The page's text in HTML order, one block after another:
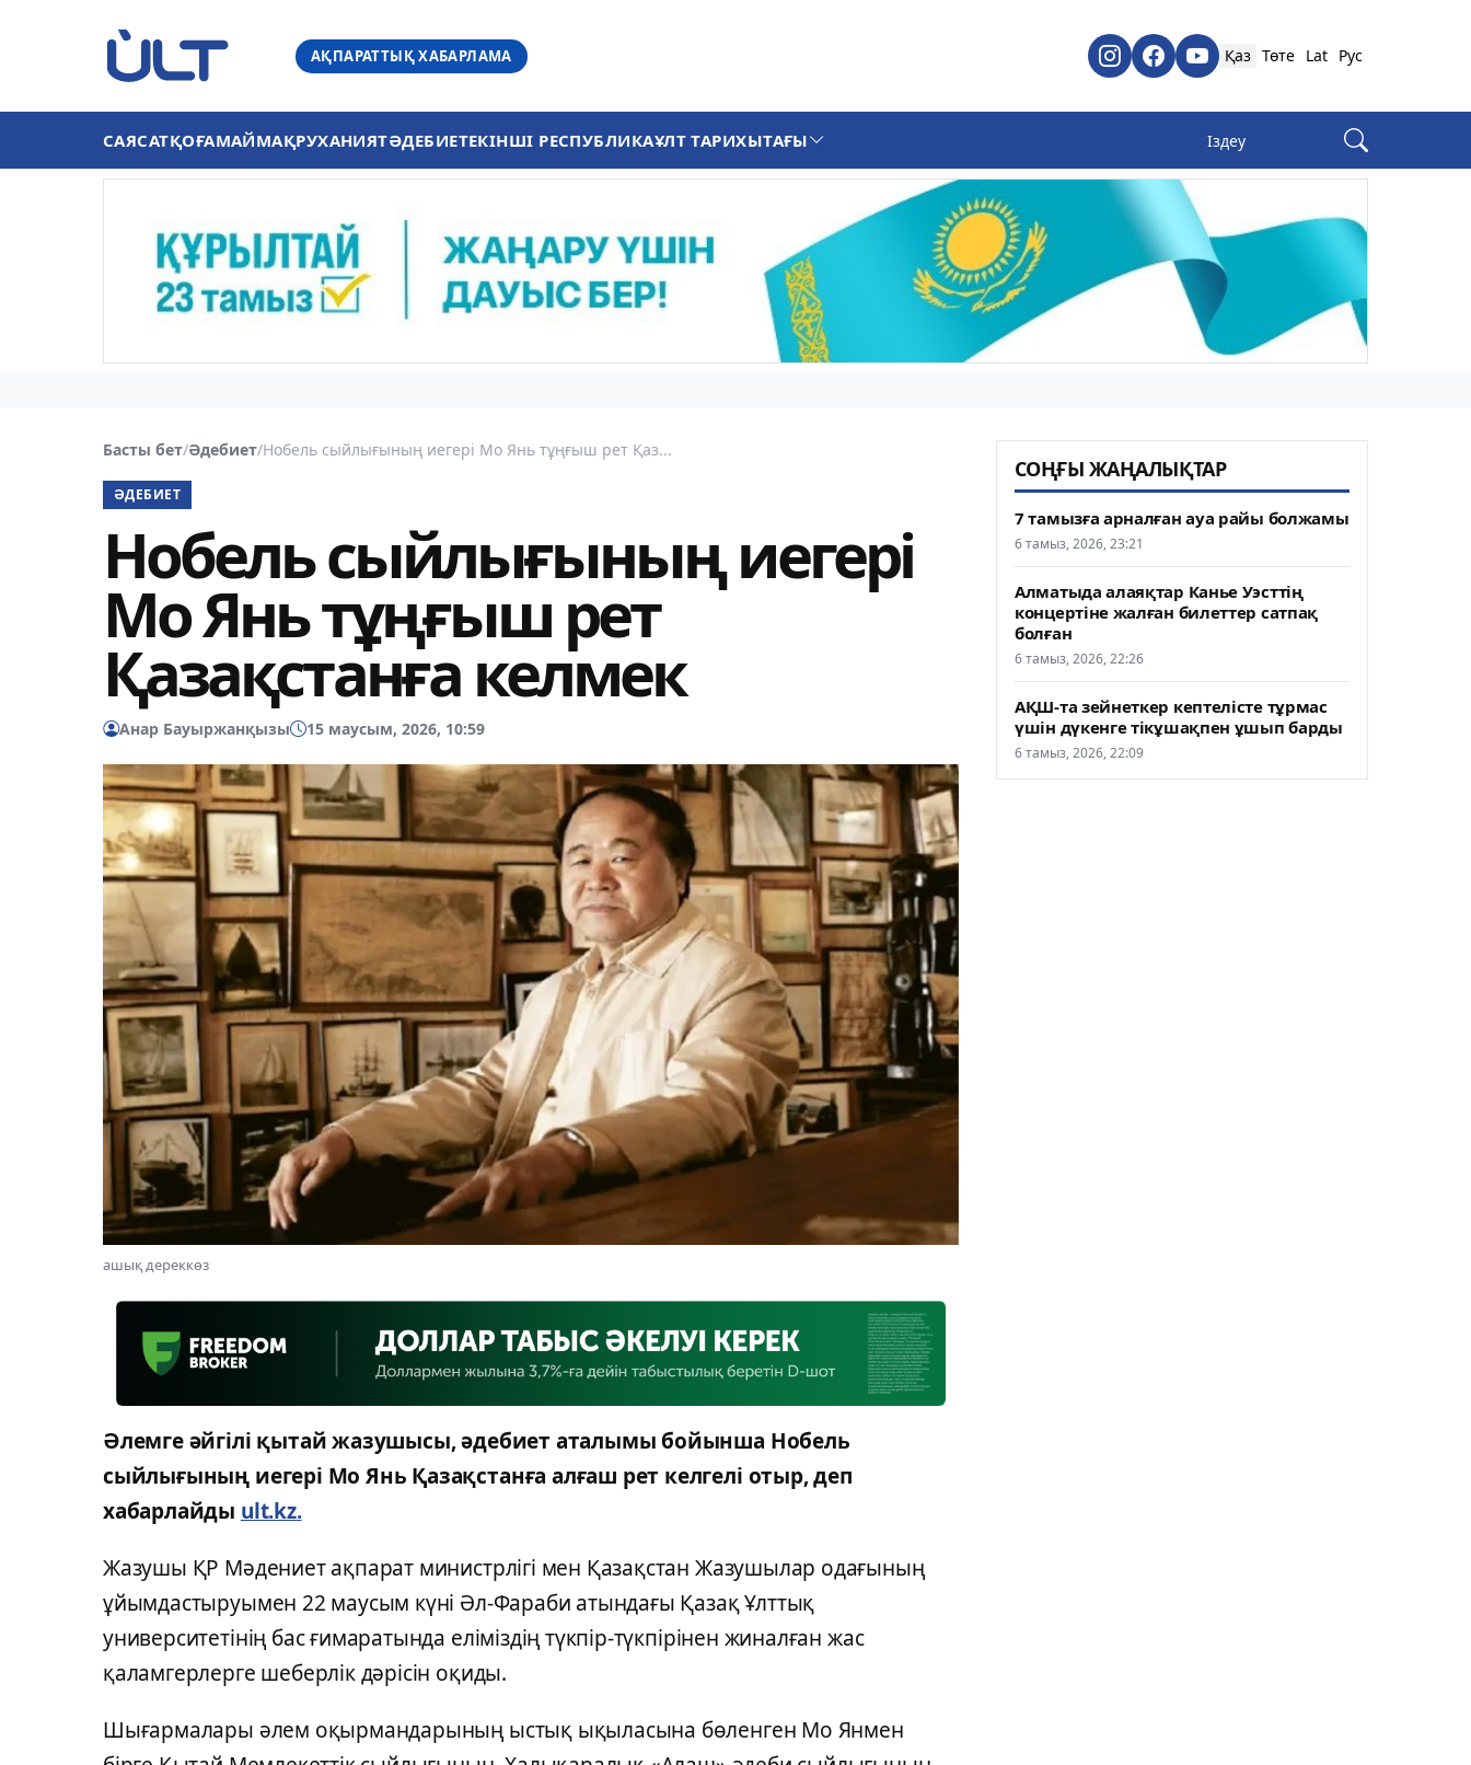
АҚПАРАТТЫҚ ХАБАРЛАМА Қаз Төте Lat Рус
САЯСАТҚОҒАМАЙМАҚРУХАНИЯТӘДЕБИЕТЕКІНШІ РЕСПУБЛИКАҰЛТ ТАРИХЫТАҒЫ
Басты бет/Әдебиет/Нобель сыйлығының иегері Мо Янь тұңғыш рет Қаз...
ӘДЕБИЕТ
Нобель сыйлығының иегері
Мо Янь тұңғыш рет
Қазақстанға келмек
Анар Бауыржанқызы 15 маусым, 2026, 10:59
ашық дереккөз
Әлемге әйгілі қытай жазушысы, әдебиет аталымы бойынша Нобель
сыйлығының иегері Мо Янь Қазақстанға алғаш рет келгелі отыр, деп
хабарлайды ult.kz.
Жазушы ҚР Мәдениет ақпарат министрлігі мен Қазақстан Жазушылар одағының
ұйымдастыруымен 22 маусым күні Әл-Фараби атындағы Қазақ Ұлттық
университетінің бас ғимаратында еліміздің түкпір-түкпірінен жиналған жас
қаламгерлерге шеберлік дәрісін оқиды.
Шығармалары әлем оқырмандарының ыстық ықыласына бөленген Мо Янмен
СОҢҒЫ ЖАҢАЛЫҚТАР
7 тамызға арналған ауа райы болжамы
6 тамыз, 2026, 23:21
Алматыда алаяқтар Канье Уэсттің
концертіне жалған билеттер сатпақ
болған
6 тамыз, 2026, 22:26
АҚШ-та зейнеткер кептелісте тұрмас
үшін дүкенге тікұшақпен ұшып барды
6 тамыз, 2026, 22:09